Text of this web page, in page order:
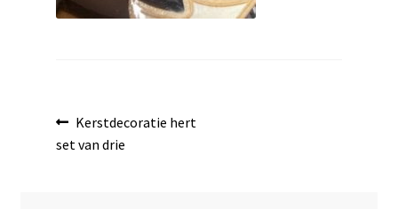
Bericht
navigatie
Vorig
bericht:
Kerstdecoratie hert
set van drie